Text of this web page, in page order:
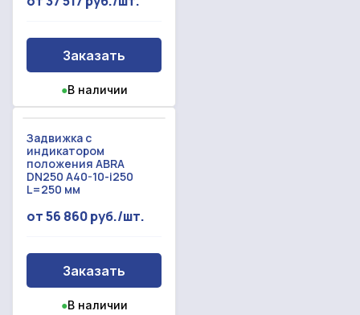
Заказать
●В наличии
Задвижка с
индикатором
положения ABRA
DN250 A40-10-i250
L=250 мм
от 56 860 руб./шт.
Заказать
●В наличии